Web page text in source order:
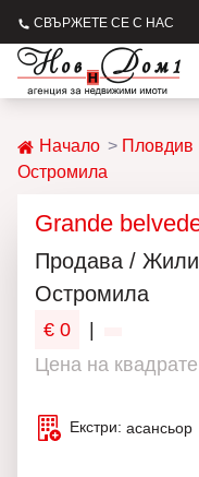
СВЪРЖЕТЕ СЕ С НАС
Начало Пловдив
Остромила
Grande
Продава /
Остромила
€ 0
Цена на
Екстри: асансьор